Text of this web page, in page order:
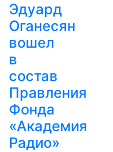
Эдуард
Оганесян
вошел
в
состав
Правления
Фонда
«Академия
Радио»